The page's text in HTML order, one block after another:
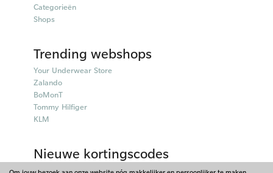
Categorieën
Shops
Trending webshops
Your Underwear Store
Zalando
BoMonT
Tommy Hilfiger
KLM
Nieuwe kortingscodes
50plusmobiel kortingscodes